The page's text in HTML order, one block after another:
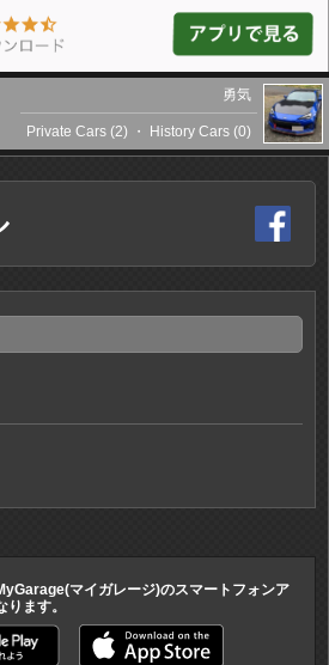
勇気
Private Cars (2) ・ History Cars (0)
マイガレージ)のスマートフォンア
ます。